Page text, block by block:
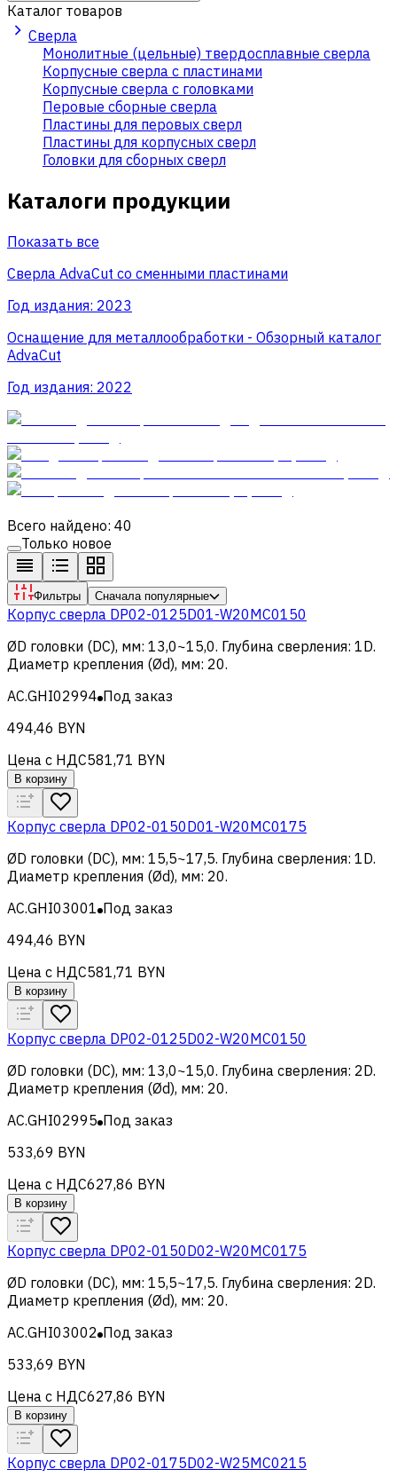
Каталог товаров
Сверла
Монолитные (цельные) твердосплавные сверла
Корпусные сверла с пластинами
Корпусные сверла с головками
Перовые сборные сверла
Пластины для перовых сверл
Пластины для корпусных сверл
Головки для сборных сверл
Каталоги продукции
Показать все
Сверла AdvaCut со сменными пластинами
Год издания: 2023
Оснащение для металлообработки - Обзорный каталог
AdvaCut
Год издания: 2022
Всего найдено: 40
Только новое
Фильтры Сначала популярные
Корпус сверла DP02-0125D01-W20MC0150
ØD головки (DC), мм: 13,0~15,0. Глубина сверления: 1D.
Диаметр крепления (Ød), мм: 20.
AC.GHI02994 Под заказ
494,46 BYN
Цена с НДС581,71 BYN
В корзину
Корпус сверла DP02-0150D01-W20MC0175
ØD головки (DC), мм: 15,5~17,5. Глубина сверления: 1D.
Диаметр крепления (Ød), мм: 20.
AC.GHI03001 Под заказ
494,46 BYN
Цена с НДС581,71 BYN
В корзину
Корпус сверла DP02-0125D02-W20MC0150
ØD головки (DC), мм: 13,0~15,0. Глубина сверления: 2D.
Диаметр крепления (Ød), мм: 20.
AC.GHI02995 Под заказ
533,69 BYN
Цена с НДС627,86 BYN
В корзину
Корпус сверла DP02-0150D02-W20MC0175
ØD головки (DC), мм: 15,5~17,5. Глубина сверления: 2D.
Диаметр крепления (Ød), мм: 20.
AC.GHI03002 Под заказ
533,69 BYN
Цена с НДС627,86 BYN
В корзину
Корпус сверла DP02-0175D02-W25MC0215